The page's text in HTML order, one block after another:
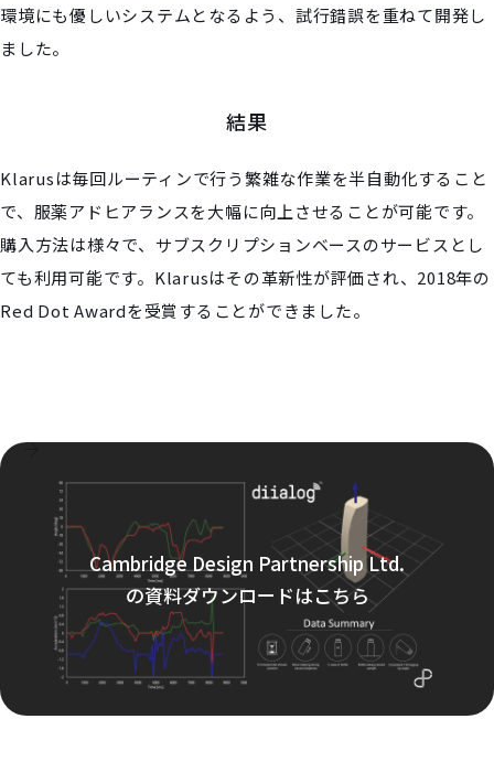
環境にも優しいシステムとなるよう、試行錯誤を重ねて開発し
ました。
結果
Klarusは毎回ルーティンで行う繁雑な作業を半自動化すること
で、服薬アドヒアランスを大幅に向上させることが可能です。
購入方法は様々で、サブスクリプションベースのサービスとし
ても利用可能です。​Klarusはその革新性が評価され、2018年の
Red Dot Awardを受賞することができました。
Cambridge Design Partnership Ltd.
の資料ダウンロードはこちら